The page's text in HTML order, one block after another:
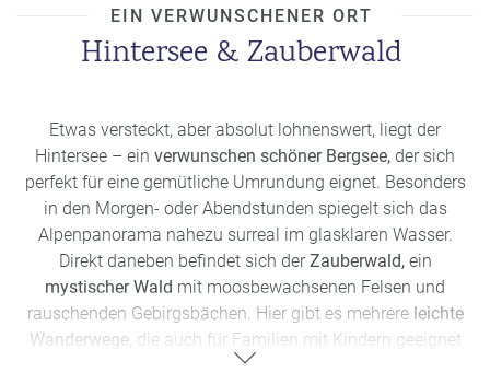
Gletscherreste Europas.Der Weg startet in St. Bartholomä
und dauert etwa 2 Stunden. Aufgrund der Schmelzgefahr
im Sommer ist jedoch Vorsicht geboten!
EIN VERWUNSCHENER ORT
Hintersee & Zauberwald
Etwas versteckt, aber absolut lohnenswert, liegt der
Hintersee – ein verwunschen schöner Bergsee, der sich
perfekt für eine gemütliche Umrundung eignet. Besonders
in den Morgen- oder Abendstunden spiegelt sich das
Alpenpanorama nahezu surreal im glasklaren Wasser.
Direkt daneben befindet sich der Zauberwald, ein
mystischer Wald mit moosbewachsenen Felsen und
rauschenden Gebirgsbächen. Hier gibt es mehrere leichte
Wanderwege, die auch für Familien mit Kindern geeignet
sind.